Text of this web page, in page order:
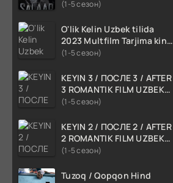
TARJIMA 720p HD Skachat
(1-5 сезон)
O'lik Kelin Uzbek tilida
2023 Multfilm Tarjima kino
skachat
(1-5 сезон)
KEYIN 3 / ПОСЛЕ 3 / AFTER
3 ROMANTIK FILM UZBEK
TILIDA 2021 TARJIMA FILM
(1-5 сезон)
KEYIN 2 / ПОСЛЕ 2 / AFTER
2 ROMANTIK FILM UZBEK
TILIDA 2020 TARJIMA FILM
(1-5 сезон)
Tuzoq / Qopqon Hind